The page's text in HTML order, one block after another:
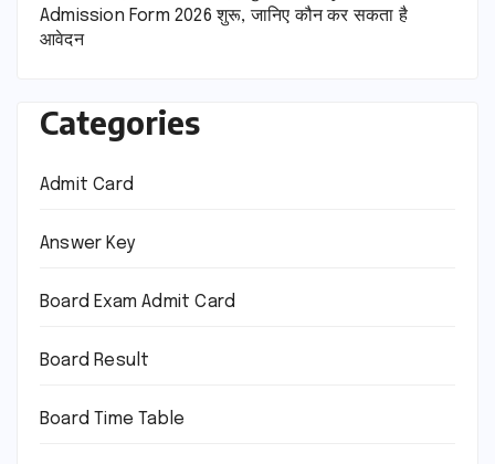
Admission Form 2026 शुरू, जानिए कौन कर सकता है
आवेदन
Categories
Admit Card
Answer Key
Board Exam Admit Card
Board Result
Board Time Table